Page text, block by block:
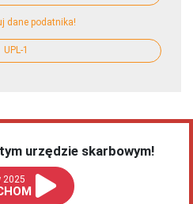
dane podatnika!
UPL-1
urzędzie skarbowym!
2025